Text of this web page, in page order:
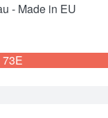
- Made in EU